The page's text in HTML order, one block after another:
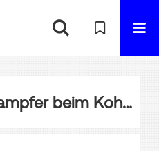
BPA-018728: Dampfer beim Kohlen in Port Said